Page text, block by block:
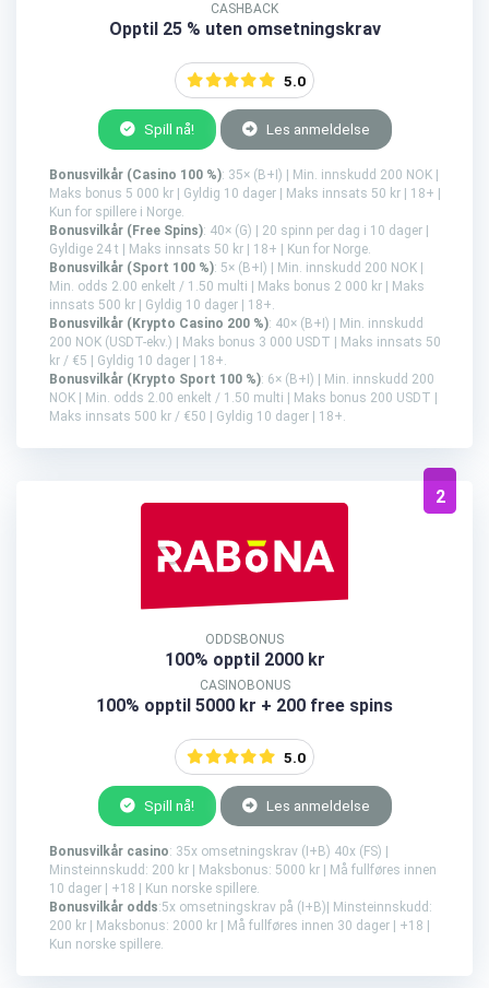
CASHBACK
Opptil 25 % uten omsetningskrav
5.0
Spill nå! Les anmeldelse
Bonusvilkår (Casino 100 %): 35× (B+I) | Min. innskudd 200 NOK |
Maks bonus 5 000 kr | Gyldig 10 dager | Maks innsats 50 kr | 18+ |
Kun for spillere i Norge.
Bonusvilkår (Free Spins): 40× (G) | 20 spinn per dag i 10 dager |
Gyldige 24 t | Maks innsats 50 kr | 18+ | Kun for Norge.
Bonusvilkår (Sport 100 %): 5× (B+I) | Min. innskudd 200 NOK |
Min. odds 2.00 enkelt / 1.50 multi | Maks bonus 2 000 kr | Maks
innsats 500 kr | Gyldig 10 dager | 18+.
Bonusvilkår (Krypto Casino 200 %): 40× (B+I) | Min. innskudd
200 NOK (USDT-ekv.) | Maks bonus 3 000 USDT | Maks innsats 50
kr / €5 | Gyldig 10 dager | 18+.
Bonusvilkår (Krypto Sport 100 %): 6× (B+I) | Min. innskudd 200
NOK | Min. odds 2.00 enkelt / 1.50 multi | Maks bonus 200 USDT |
Maks innsats 500 kr / €50 | Gyldig 10 dager | 18+.
2
ODDSBONUS
100% opptil 2000 kr
CASINOBONUS
100% opptil 5000 kr + 200 free spins
5.0
Spill nå! Les anmeldelse
Bonusvilkår casino: 35x omsetningskrav (I+B) 40x (FS) |
Minsteinnskudd: 200 kr | Maksbonus: 5000 kr | Må fullføres innen
10 dager | +18 | Kun norske spillere.
Bonusvilkår odds:5x omsetningskrav på (I+B)| Minsteinnskudd:
200 kr | Maksbonus: 2000 kr | Må fullføres innen 30 dager | +18 |
Kun norske spillere.